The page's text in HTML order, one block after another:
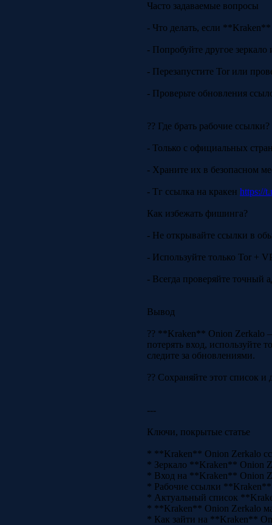
Часто задаваемые вопросы
- Что делать, если
- Попробуйте другое зеркало
- Перезапустите Tor или
- Проверьте обновления
?? Где брать рабочие ссылки?
- Только с официальных
- Храните их в безопасном
- Тг ссылка на кракен https://
Как избежать фишинга?
- Не открывайте ссылки в
- Используйте только Tor +
- Всегда проверяйте точный
Вывод
?? **Kraken** Onion Zerkalo
потерять вход, используйте
следите за обновлениями.
?? Сохраняйте этот список и
---
Ключи, покрытые статье
* **Kraken** Onion Zerkalo
* Зеркало **Kraken** Onion
* Вход на **Kraken** Onion
* Рабочие ссылки
* Актуальный список
* **Kraken** Onion Zerkalo
* Как зайти на **Kraken**